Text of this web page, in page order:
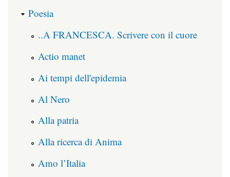
Poesia
..A FRANCESCA. Scrivere con il cuore
Actio manet
Ai tempi dell'epidemia
Al Nero
Alla patria
Alla ricerca di Anima
Amo l’Italia